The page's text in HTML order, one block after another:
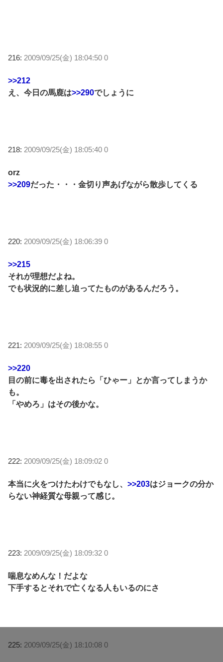
216: 2009/09/25(金) 18:04:50 0
>>212
え、今日の馬鹿は>>290でしょうに
218: 2009/09/25(金) 18:05:40 0
orz
>>209だった・・・金切り声あげながら散歩してくる
220: 2009/09/25(金) 18:06:39 0
>>215
それが理想だよね。
でも状況的に差し迫ってたものがあるんだろう。
221: 2009/09/25(金) 18:08:55 0
>>220
目の前に毒を出されたら「ひゃー」とか言ってしまうか
も。
「やめろ」はその後かな。
222: 2009/09/25(金) 18:09:02 0
本当に火をつけたわけでもなし、 >>203はジョークの分か
らない神経質な母親って感じ。
223: 2009/09/25(金) 18:09:32 0
喘息なめんな！だよな
下手するとそれで亡くなる人もいるのにさ
225: 2009/09/25(金) 18:10:08 0